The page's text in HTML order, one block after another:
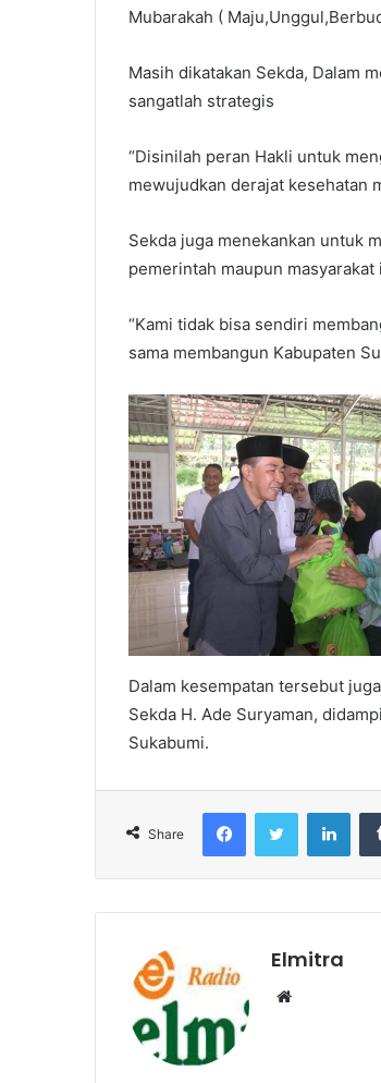
Mubarakah (
Masih dikatakan Sekda, Dalam
sangatlah strategis
“Disinilah peran Hakli untuk
mewujudkan derajat kesehatan
Sekda juga menekankan untuk
pemerintah maupun
“Kami tidak bisa sendiri
sama membangun Kabupaten
Dalam kesempatan tersebut
Sekda H. Ade Suryaman,
Sukabumi.
Share
FacebookTwitter
Elmitra
Website